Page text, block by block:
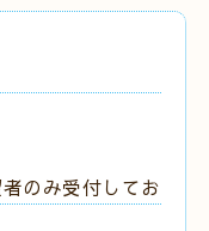
のみ受付してお